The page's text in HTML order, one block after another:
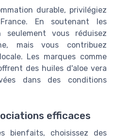
durable, privilégiez
En soutenant les
seulement vous réduisez
mais vous contribuez
Les marques comme
des huiles d'aloe vera
dans des conditions
efficaces
bienfaits, choisissez des